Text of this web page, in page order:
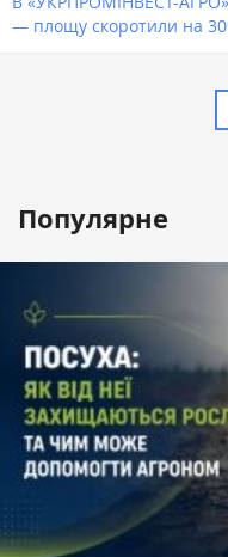
— площу скоротили на
Популярне